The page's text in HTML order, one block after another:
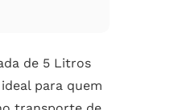
de 5 Litros
para quem